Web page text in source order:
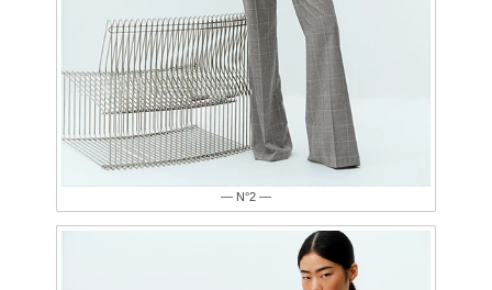
— N°2 —